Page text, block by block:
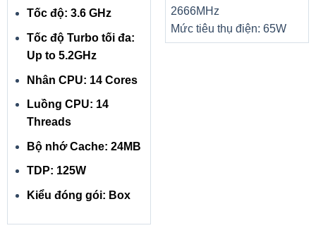
Tốc độ: 3.6 GHz
Tốc độ Turbo tối đa:
Up to 5.2GHz
Nhân CPU: 14 Cores
Luồng CPU: 14
Threads
Bộ nhớ Cache: 24MB
TDP: 125W
Kiểu đóng gói: Box
2666MHz
Mức tiêu thụ điện: 65W